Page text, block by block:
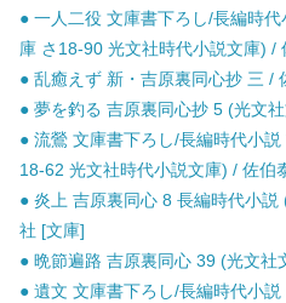
● 一人二役 文庫書下ろし/長編時
庫 さ18-90 光文社時代小説文庫) /
● 乱癒えず 新・吉原裏同心抄 三 /
● 夢を釣る 吉原裏同心抄 5 (光文
● 流鶯 文庫書下ろし/長編時代小
18-62 光文社時代小説文庫) / 佐伯
● 炎上 吉原裏同心 8 長編時代小
社 [文庫]
● 晩節遍路 吉原裏同心 39 (光文
● 遺文 文庫書下ろし/長編時代小